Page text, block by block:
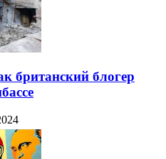
британский блогер